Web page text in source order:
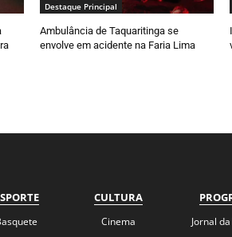
Destaque Principal
Ambulância de Taquaritinga se
envolve em acidente na Faria Lima
CULTURA
Cinema
Jornal